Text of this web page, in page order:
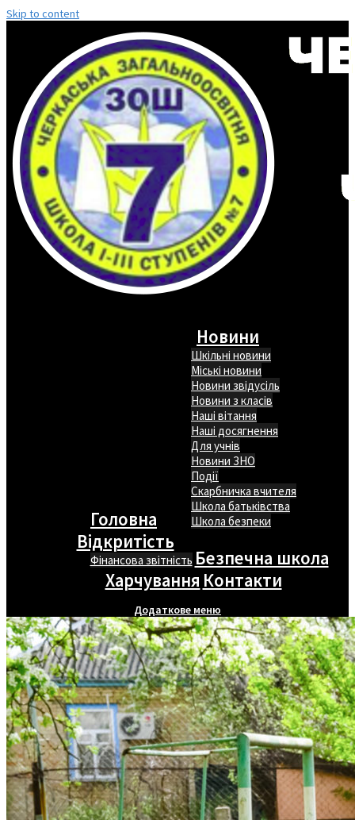
Skip to content
Головна
Новини
Шкільні новини
Міські новини
Новини звідусіль
Новини з класів
Наші вітання
Наші досягнення
Для учнів
Новини ЗНО
Події
Скарбничка вчителя
Школа батьківства
Школа безпеки
Відкритість
Фінансова звітність Безпечна школа
Харчування Контакти
Додаткове меню